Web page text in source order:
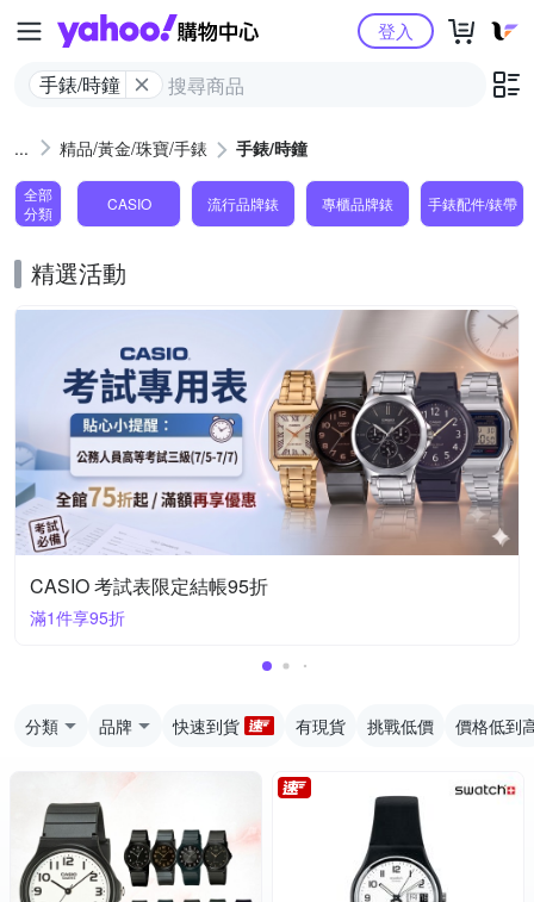
Yahoo購物中心
手錶/時鐘
登入
精品/黃金/珠寶/手錶 手錶/時鐘
全部
分類
CASIO 流行品牌錶 專櫃品牌錶 手錶配件/錶帶
精選活動
CASIO 考試表限定結帳95折
滿1件享95折
分類 品牌 快速到貨 有現貨 挑戰低價 價格低到